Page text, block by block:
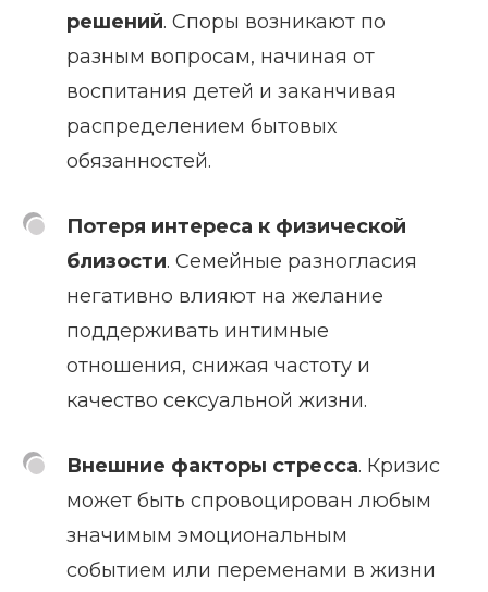
решений. Споры возникают по
разным вопросам, начиная от
воспитания детей и заканчивая
распределением бытовых
обязанностей.
Потеря интереса к физической
близости. Семейные разногласия
негативно влияют на желание
поддерживать интимные
отношения, снижая частоту и
качество сексуальной жизни.
Внешние факторы стресса. Кризис
может быть спровоцирован любым
значимым эмоциональным
событием или переменами в жизни